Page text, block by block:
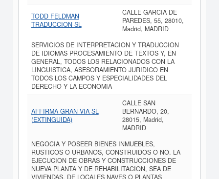
TODD FELDMAN
TRADUCCION SL
CALLE GARCIA DE
PAREDES, 55, 28010,
Madrid, MADRID
SERVICIOS DE INTERPRETACION Y TRADUCCION
DE IDIOMAS PROCESAMIENTO DE TEXTOS Y, EN
GENERAL, TODOS LOS RELACIONADOS CON LA
LINGUISTICA, ASESORAMIENTO JURIDICO EN
TODOS LOS CAMPOS Y ESPECIALIDADES DEL
DERECHO Y LA ECONOMIA
AFFIRMA GRAN VIA SL
(EXTINGUIDA)
CALLE SAN
BERNARDO, 20,
28015, Madrid,
MADRID
NEGOCIA Y POSEER BIENES INMUEBLES,
RUSTICOS O URBANOS, CONSTRUIDOS O NO. LA
EJECUCION DE OBRAS Y CONSTRUCCIONES DE
NUEVA PLANTA Y DE REHABILITACION, SEA DE
VIVIENDAS, DE LOCALES NAVES O PLANTAS